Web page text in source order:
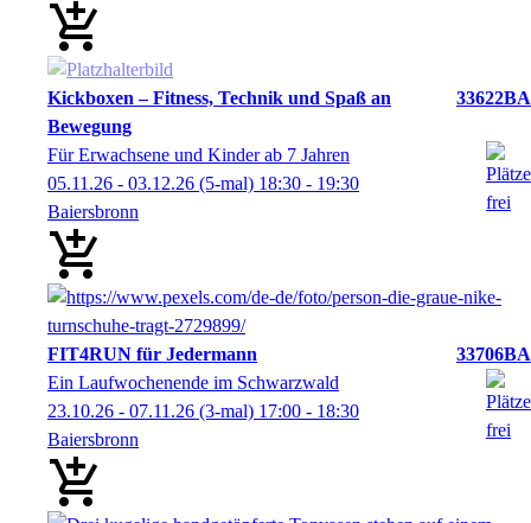
Kickboxen – Fitness, Technik und Spaß an
Bewegung
33622BA
Für Erwachsene und Kinder ab 7 Jahren
05.11.26 - 03.12.26 (5-mal) 18:30 - 19:30
Baiersbronn
FIT4RUN für Jedermann
33706BA
Ein Laufwochenende im Schwarzwald
23.10.26 - 07.11.26 (3-mal) 17:00 - 18:30
Baiersbronn